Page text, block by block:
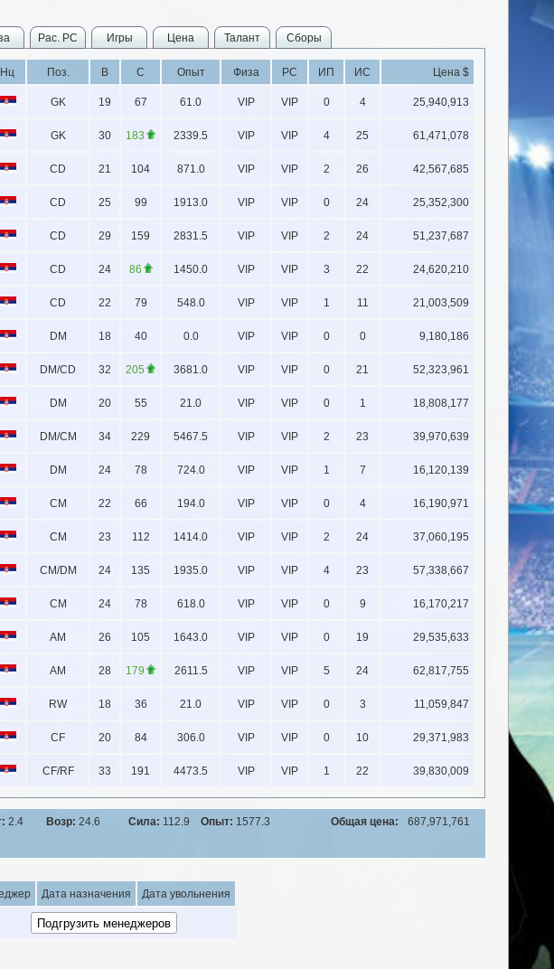
Рас. РС Игры Цена Талант Сборы
Нц Поз. В С Опыт Физа РС ИП ИС Цена $
GK 19 67 61.0 VIP VIP 0 4 25,940,913
GK 30 183 2339.5 VIP VIP 4 25 61,471,078
CD 21 104 871.0 VIP VIP 2 26 42,567,685
CD 25 99 1913.0 VIP VIP 0 24 25,352,300
CD 29 159 2831.5 VIP VIP 2 24 51,237,687
CD 24 86 1450.0 VIP VIP 3 22 24,620,210
CD 22 79 548.0 VIP VIP 1 11 21,003,509
DM 18 40 0.0 VIP VIP 0 0 9,180,186
DM/CD 32 205 3681.0 VIP VIP 0 21 52,323,961
DM 20 55 21.0 VIP VIP 0 1 18,808,177
DM/CM 34 229 5467.5 VIP VIP 2 23 39,970,639
DM 24 78 724.0 VIP VIP 1 7 16,120,139
CM 22 66 194.0 VIP VIP 0 4 16,190,971
CM 23 112 1414.0 VIP VIP 2 24 37,060,195
CM/DM 24 135 1935.0 VIP VIP 4 23 57,338,667
CM 24 78 618.0 VIP VIP 0 9 16,170,217
AM 26 105 1643.0 VIP VIP 0 19 29,535,633
AM 28 179 2611.5 VIP VIP 5 24 62,817,755
RW 18 36 21.0 VIP VIP 0 3 11,059,847
CF 20 84 306.0 VIP VIP 0 10 29,371,983
CF/RF 33 191 4473.5 VIP VIP 1 22 39,830,009
2.4 Возр: 24.6 Сила: 112.9 Опыт: 1577.3 Общая цена: 687,971,761
Дата назначения Дата увольнения